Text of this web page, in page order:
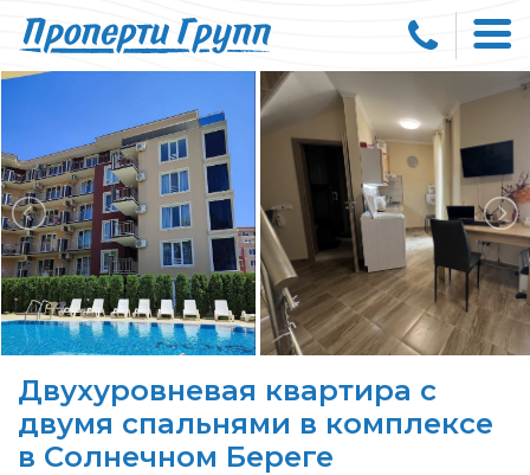
Двухуровневая квартира с
двумя спальнями в комплексе
в Солнечном Береге